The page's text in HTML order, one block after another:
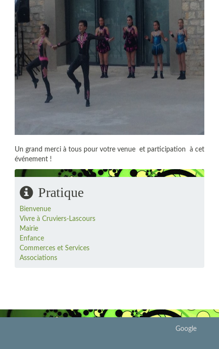
Un grand merci à tous pour votre venue et participation à cet
événement !
Pratique
Bienvenue
Vivre à Cruviers-Lascours
Mairie
Enfance
Commerces et Services
Associations
Google